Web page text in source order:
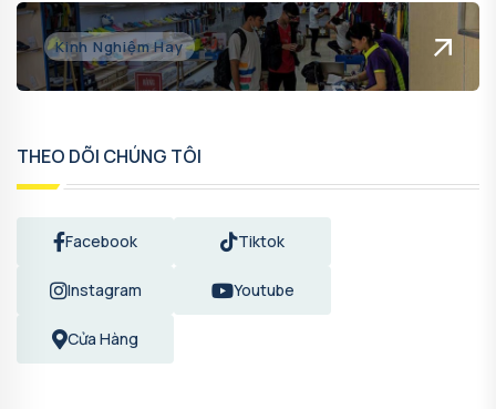
Kinh Nghiệm Hay
THEO DÕI CHÚNG TÔI
Facebook Tiktok
Instagram Youtube
Cửa Hàng